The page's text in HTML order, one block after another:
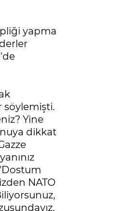
yapma
söylemişti.
Yine
dikkat
NATO